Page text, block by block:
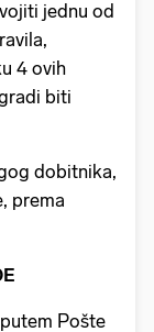
jednu od
4 ovih
biti
dobitnika,
prema
Pošte